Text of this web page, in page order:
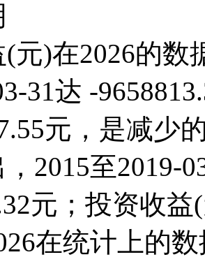
元)在2026的数
31达 -
元，是减少
2015至2019-
元；投资收益
在统计上的